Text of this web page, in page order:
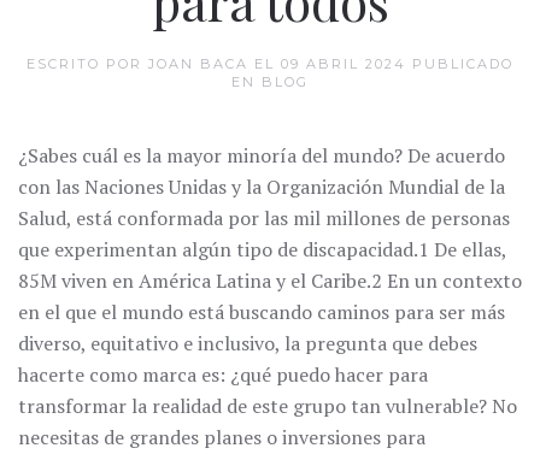
ESCRITO POR JOAN BACA EL 09 ABRIL 2024 PUBLICADO
EN BLOG
¿Sabes cuál es la mayor minoría del mundo? De acuerdo
con las Naciones Unidas y la Organización Mundial de la
Salud, está conformada por las mil millones de personas
que experimentan algún tipo de discapacidad.1 De ellas,
85M viven en América Latina y el Caribe.2 En un contexto
en el que el mundo está buscando caminos para ser más
diverso, equitativo e inclusivo, la pregunta que debes
hacerte como marca es: ¿qué puedo hacer para
transformar la realidad de este grupo tan vulnerable? No
necesitas de grandes planes o inversiones para